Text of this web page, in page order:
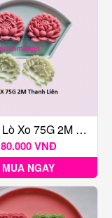
Khuôn Lò Xo 75G 2M Thanh Liên
80.000 VNĐ
MUA NGAY